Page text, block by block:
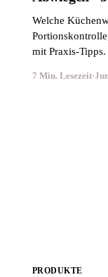
Welche
mit Praxis-Tipps.
7 Min. Lesezeit·
PRODUKTE